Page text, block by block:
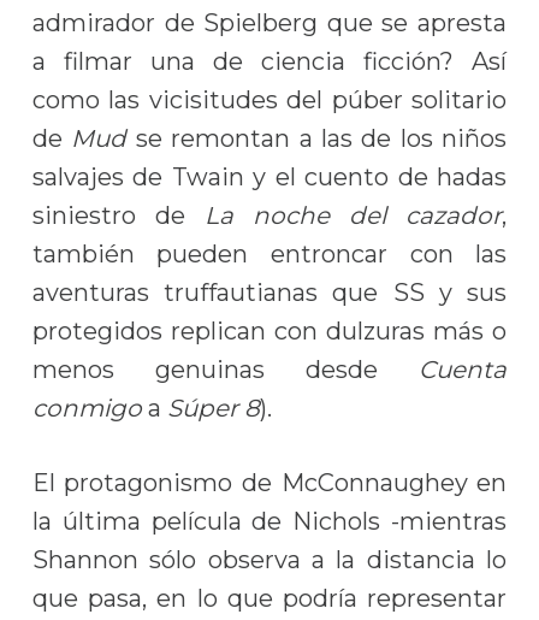
admirador de Spielberg que se apresta
a filmar una de ciencia ficción? Así
como las vicisitudes del púber solitario
de Mudse remontan a las de los niños
salvajes de Twain y el cuento de hadas
siniestro de La noche del cazador,
también pueden entroncar con las
aventuras truffautianas que SS y sus
protegidos replican con dulzuras más o
menos genuinas desde Cuenta
conmigoa Súper 8).
El protagonismo de McConnaughey en
la última película de Nichols -mientras
Shannon sólo observa a la distancia lo
que pasa, en lo que podría representar